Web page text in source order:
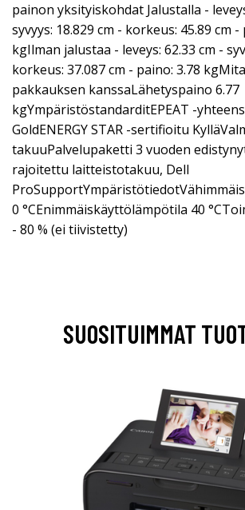
painon yksityiskohdat Jalustalla -
syvyys: 18.829 cm - korkeus: 45.89 cm -
kgIlman jalustaa - leveys: 62.33 cm -
korkeus: 37.087 cm - paino: 3.78
pakkauksen kanssaLähetyspaino 6.77
kgYmpäristöstandarditEPEAT -
GoldENERGY STAR -sertifioitu
takuuPalvelupaketti 3 vuoden
rajoitettu laitteistotakuu, Dell
0 °CEnimmäiskäyttölämpötila 40
- 80 % (ei tiivistetty)
SUOSITUIMMAT